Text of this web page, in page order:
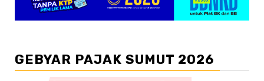
GEBYAR PAJAK SUMUT 2026